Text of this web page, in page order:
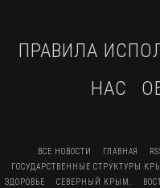
ПРАВИЛА
НАС
ВСЕ НОВОСТИ ГЛАВНАЯ
ГОСУДАРСТВЕННЫЕ СТРУКТУРЫ
ЗДОРОВЬЕ
СЕВЕРНЫЙ КРЫМ.